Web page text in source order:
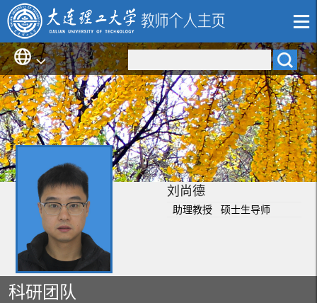
刘尚德
助理教授 硕士生导师
科研团队